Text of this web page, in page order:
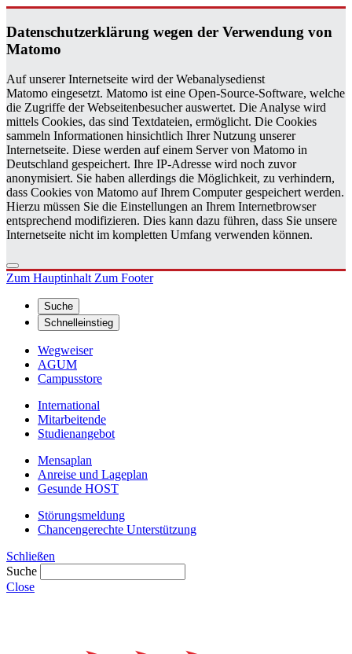
Da­ten­schutz­er­klä­rung wegen der Ver­wen­dung von
Ma­to­mo
Auf unserer Internetseite wird der Webanalysedienst
Matomo eingesetzt. Matomo ist eine Open-Source-Software, welche
die Zugriffe der Webseitenbesucher auswertet. Die Analyse wird
mittels Cookies, das sind Textdateien, ermöglicht. Die Cookies
sammeln Informationen hinsichtlich Ihrer Nutzung unserer
Internetseite. Diese werden auf einem Server von Matomo in
Deutschland gespeichert. Ihre IP-Adresse wird noch zuvor
anonymisiert. Sie haben allerdings die Möglichkeit, zu verhindern,
dass Cookies von Matomo auf Ihrem Computer gespeichert werden.
Hierzu müssen Sie die Einstellungen an Ihrem Internetbrowser
entsprechend modifizieren. Dies kann dazu führen, dass Sie unsere
Internetseite nicht im kompletten Umfang verwenden können.
Zum HauptinhaltZum Footer
Suche
Schnelleinstieg
Wegweiser
AGUM
Campusstore
International
Mitarbeitende
Studienangebot
Mensaplan
Anreise und Lageplan
Gesunde HOST
Störungsmeldung
Chancengerechte Unterstützung
Schließen
Suche
Close